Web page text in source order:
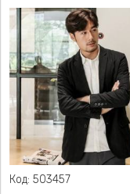
Код: 503457